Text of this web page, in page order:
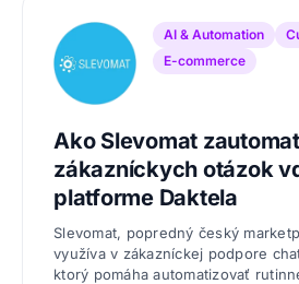
AI & Automation
E-commerce
Ako Slevomat
zákazníckych otázok
platforme Daktela
Slevomat, popredný český
využíva v zákazníckej podpore
ktorý pomáha automatizovať